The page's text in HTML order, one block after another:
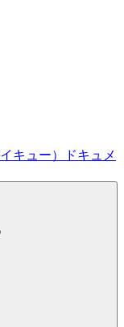
キュー）ドキュメ